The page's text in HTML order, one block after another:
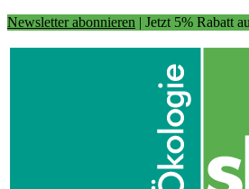
Newsletter abonnieren | Jetzt 5% Rabatt